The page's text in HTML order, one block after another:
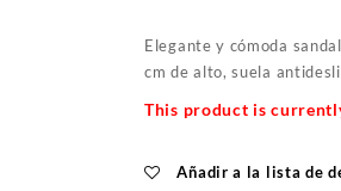
Elegante y cómoda
cm de alto, suela
This product is
Añadir a la lista de